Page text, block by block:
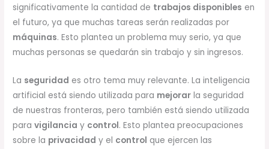
significativamente la cantidad de trabajos disponibles en
el futuro, ya que muchas tareas serán realizadas por
máquinas. Esto plantea un problema muy serio, ya que
muchas personas se quedarán sin trabajo y sin ingresos.
La seguridad es otro tema muy relevante. La inteligencia
artificial está siendo utilizada para mejorar la seguridad
de nuestras fronteras, pero también está siendo utilizada
paravigilancia y control. Esto plantea preocupaciones
sobre la privacidad y el control que ejercen las